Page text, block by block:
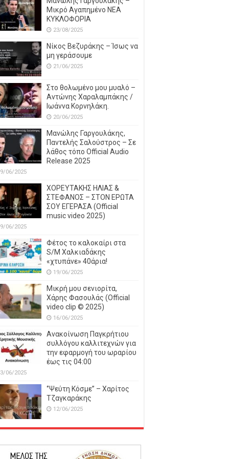
Μικρό Αγαπημένο NEΑ
ΚΥΚΛΟΦΟΡΙΑ
23/08/2025
Νίκος Βεζυράκης – Ίσως να
μη γεράσουμε
21/06/2025
Στο θολωμένο μου μυαλό –
Αντώνης Χαραλαμπάκης /
Ιωάννα Κορνηλάκη.
20/06/2025
Μανώλης Γαργουλάκης,
Παντελής Σαλούστρος – Σε
λάθος τόπο Official Audio
Release 2025
06/2025
ΧΟΡΕΥΤΑΚΗΣ ΗΛΙΑΣ &
ΣΤΕΦΑΝΟΣ – ΣΤΟΝ ΕΡΩΤΑ
ΣΟΥ ΕΓΕΡΑΣΑ (Official
music video 2025)
06/2025
Φέτος το καλοκαίρι στα
S/M Χαλκιαδάκης
«χτυπάνε» 40άρια!
19/06/2025
Μικρή μου σενιορίτα,
Χάρης Φασουλάς (Official
video clip © 2025)
16/06/2025
Ανακοίνωση Παγκρήτιου
συλλόγου καλλιτεχνών για
την εφαρμογή του ωραρίου
έως τις 04:00
06/2025
‘’Ψεύτη Κόσμε’’ – Χαρίτος
Τζαγκαράκης
12/06/2025